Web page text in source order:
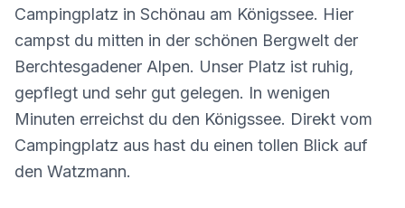
Campingplatz in Schönau am Königssee. Hier
campst du mitten in der schönen Bergwelt der
Berchtesgadener Alpen. Unser Platz ist ruhig,
gepflegt und sehr gut gelegen. In wenigen
Minuten erreichst du den Königssee. Direkt vom
Campingplatz aus hast du einen tollen Blick auf
den Watzmann.